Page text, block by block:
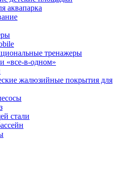
аквапарка
тренажеры
«все-в-одном»
жалюзийные покрытия для
стали